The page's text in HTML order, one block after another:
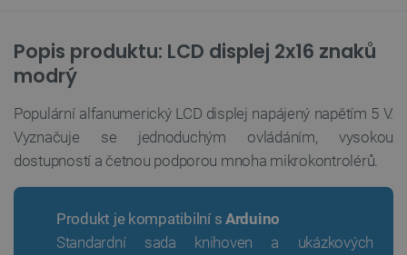
Popis produktu: LCD displej 2x16 znaků
modrý
Populární alfanumerický LCD displej napájený napětím 5 V.
Vyznačuje se jednoduchým ovládáním, vysokou
dostupností a četnou podporou mnoha mikrokontrolérů.
Produkt je kompatibilní s Arduino
Standardní sada knihoven a ukázkových